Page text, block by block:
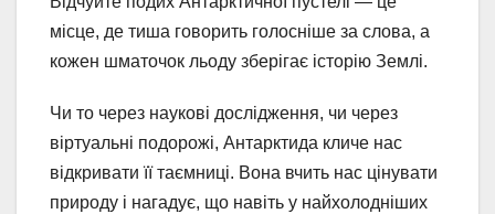
місце, де тиша говорить голосніше за слова, а
кожен шматочок льоду зберігає історію Землі.
Чи то через наукові дослідження, чи через
віртуальні подорожі, Антарктида кличе нас
відкривати її таємниці. Вона вчить нас цінувати
природу і нагадує, що навіть у найхолодніших